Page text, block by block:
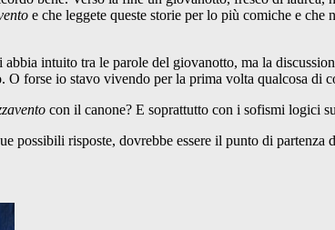
e che leggete queste storie per lo più comiche e
abbia intuito tra le parole del giovanotto, ma la
O forse io stavo vivendo per la prima volta qualcosa di
con il canone? E soprattutto con i sofismi logici
possibili risposte, dovrebbe essere il punto di partenza